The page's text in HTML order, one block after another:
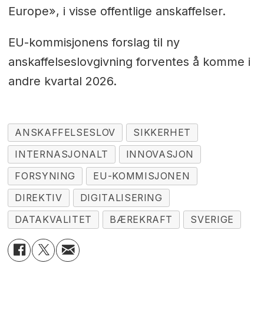
Europe», i visse offentlige anskaffelser.
EU-kommisjonens forslag til ny
anskaffelseslovgivning forventes å komme i
andre kvartal 2026.
ANSKAFFELSESLOV
SIKKERHET
INTERNASJONALT
INNOVASJON
FORSYNING
EU-KOMMISJONEN
DIREKTIV
DIGITALISERING
DATAKVALITET
BÆREKRAFT SVERIGE